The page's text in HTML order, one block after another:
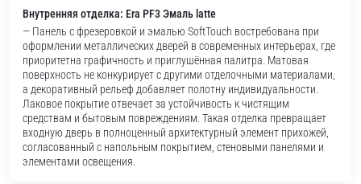
Внутренняя отделка: Era PF3 Эмаль latte
— Панель с фрезеровкой и эмалью SoftTouch востребована при
оформлении металлических дверей в современных интерьерах, где
приоритетна графичность и приглушённая палитра. Матовая
поверхность не конкурирует с другими отделочными материалами,
а декоративный рельеф добавляет полотну индивидуальности.
Лаковое покрытие отвечает за устойчивость к чистящим
средствам и бытовым повреждениям. Такая отделка превращает
входную дверь в полноценный архитектурный элемент прихожей,
согласованный с напольным покрытием, стеновыми панелями и
элементами освещения.